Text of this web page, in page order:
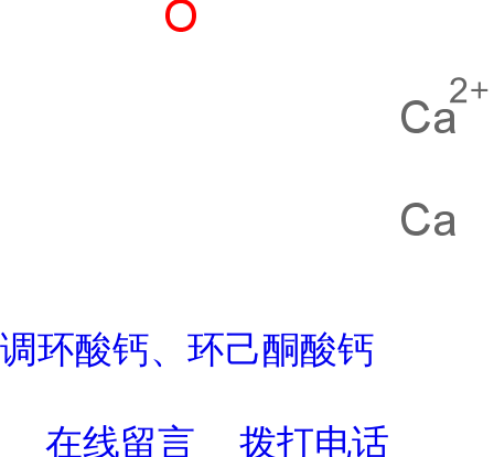
调环酸钙、环己酮酸钙
在线留言 拨打电话